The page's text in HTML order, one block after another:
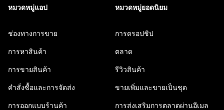
หมวดหมู่แอป
ช่องทางการขาย
การหาสินค้า
การขายสินค้า
คำสั่งซื้อและการจัดส่ง
การออกแบบร้านค้า
หมวดหมู่ยอดนิยม
การดรอปชิป
ตลาด
รีวิวสินค้า
ขายเพิ่มและขายเป็นชุด
การส่งเสริมการตลาดผ่านอีเมล